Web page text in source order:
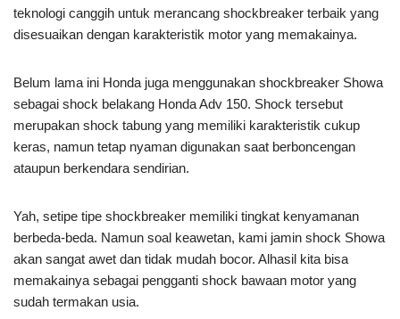
teknologi canggih untuk merancang shockbreaker terbaik yang
disesuaikan dengan karakteristik motor yang memakainya.
Belum lama ini Honda juga menggunakan shockbreaker Showa
sebagai shock belakang Honda Adv 150. Shock tersebut
merupakan shock tabung yang memiliki karakteristik cukup
keras, namun tetap nyaman digunakan saat berboncengan
ataupun berkendara sendirian.
Yah, setipe tipe shockbreaker memiliki tingkat kenyamanan
berbeda-beda. Namun soal keawetan, kami jamin shock Showa
akan sangat awet dan tidak mudah bocor. Alhasil kita bisa
memakainya sebagai pengganti shock bawaan motor yang
sudah termakan usia.